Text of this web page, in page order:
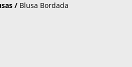
/ Blusa Bordada